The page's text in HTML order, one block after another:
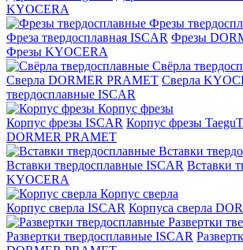
KYOCERA
Фрезы
Фреза твердосплавная ISCAR Фрезы
Фрезы KYOCERA
Свёрла
Сверла DORMER PRAMET Сверла
твердосплавные ISCAR
Корпус фрезы
Корпус фрезы ISCAR Корпус фрезы
DORMER PRAMET
Вставки
Вставки твердосплавные ISCAR Вставки
KYOCERA
Корпус сверла
Корпус сверла ISCAR Корпуса сверла
Развертки
Развертки твердосплавные ISCAR